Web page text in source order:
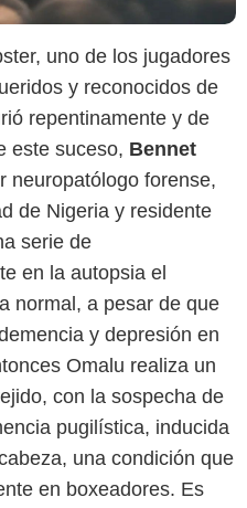
uno de los jugadores
y reconocidos de
repentinamente y de
este suceso, Bennet
neuropatólogo forense,
de Nigeria y residente
serie de
en la autopsia el
normal, a pesar de que
y depresión en
Omalu realiza un
con la sospecha de
pugilística, inducida
una condición que
en boxeadores. Es